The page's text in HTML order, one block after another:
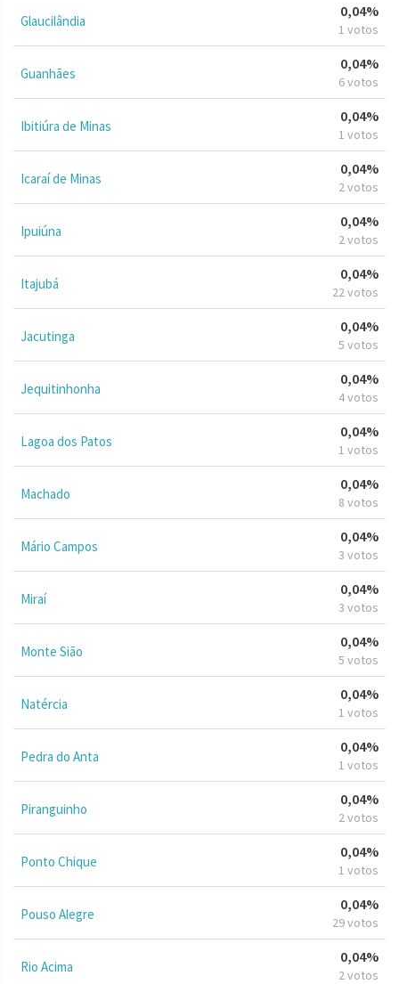
Glaucilândia
0,04%
1 votos
Guanhães
0,04%
6 votos
Ibitiúra de Minas
0,04%
1 votos
Icaraí de Minas
0,04%
2 votos
Ipuiúna
0,04%
2 votos
Itajubá
0,04%
22 votos
Jacutinga
0,04%
5 votos
Jequitinhonha
0,04%
4 votos
Lagoa dos Patos
0,04%
1 votos
Machado
0,04%
8 votos
Mário Campos
0,04%
3 votos
Miraí
0,04%
3 votos
Monte Sião
0,04%
5 votos
Natércia
0,04%
1 votos
Pedra do Anta
0,04%
1 votos
Piranguinho
0,04%
2 votos
Ponto Chique
0,04%
1 votos
Pouso Alegre
0,04%
29 votos
Rio Acima
0,04%
2 votos